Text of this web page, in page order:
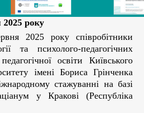
2025 року
2025 року співробітники
та психолого-педагогічних
освіти Київського
імені Бориса Грінченка
стажуванні на базі
у Кракові (Республіка